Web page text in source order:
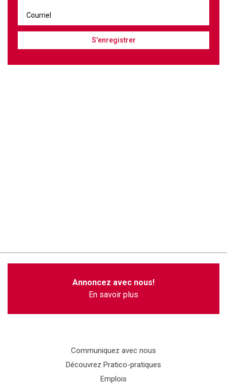
Annoncez avec nous!
En savoir plus
Communiquez avec nous
Découvrez Pratico-pratiques
Emplois